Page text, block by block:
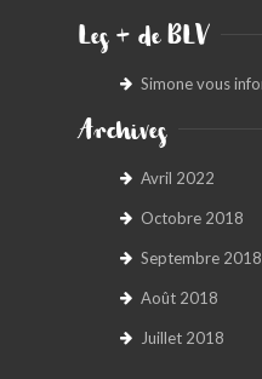
Les + de BLV
Simone vous
Archives
Avril 2022
Octobre 2018
Septembre 2018
Août 2018
Juillet 2018